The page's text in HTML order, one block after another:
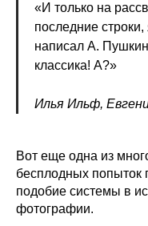
«И только на
последние
написал А.
классика! А?»
Илья Ильф,
Вот еще одна из
бесплодных попыток
подобие системы в
фотографии.